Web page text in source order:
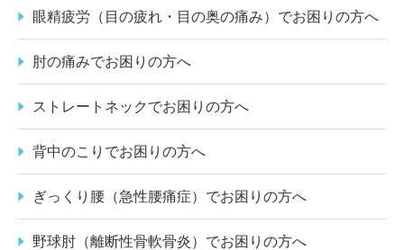
眼精疲労（目の疲れ・目の奥の痛み）でお困りの方へ
肘の痛みでお困りの方へ
ストレートネックでお困りの方へ
背中のこりでお困りの方へ
ぎっくり腰（急性腰痛症）でお困りの方へ
野球肘（離断性骨軟骨炎）でお困りの方へ